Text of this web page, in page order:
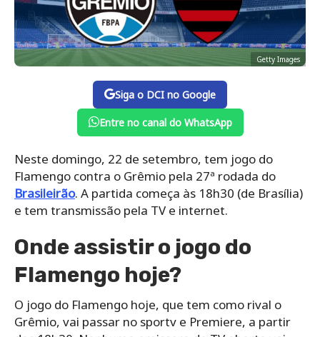
Getty Images
Siga o DCI no Google
Entre no canal do WhatsApp
Neste domingo, 22 de setembro, tem jogo do
Flamengo contra o Grêmio pela 27ª rodada do
Brasileirão. A partida começa às 18h30 (de Brasília)
e tem transmissão pela TV e internet.
Onde assistir o jogo do
Flamengo hoje?
O jogo do Flamengo hoje, que tem como rival o
Grêmio, vai passar no sportv e Premiere, a partir